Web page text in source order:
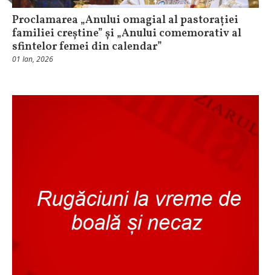
Proclamarea „Anului omagial al pastorației
familiei creștine” și „Anului comemorativ al
sfintelor femei din calendar”
01 Ian, 2026